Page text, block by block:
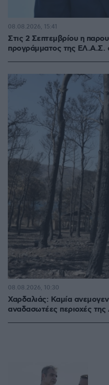
Στις 2 Σεπτεμβρίου η
προγράμματος της ΕΛ.Α.Σ.
08.08.2026, 15:41
Χαρδαλιάς: Καμία
αναδασωτέες περιοχές της
08.08.2026, 10:30